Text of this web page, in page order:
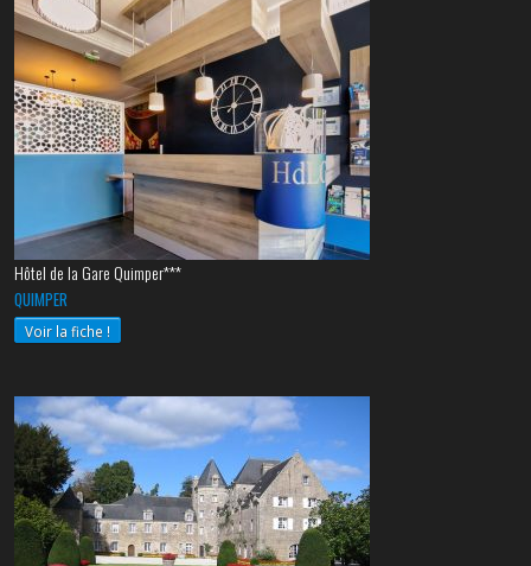
Hôtel de la Gare Quimper***
QUIMPER
Voir la fiche !